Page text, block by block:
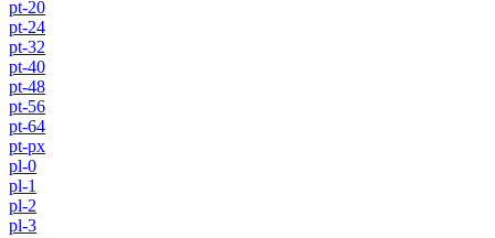
pt-20
pt-24
pt-32
pt-40
pt-48
pt-56
pt-64
pt-px
pl-0
pl-1
pl-2
pl-3